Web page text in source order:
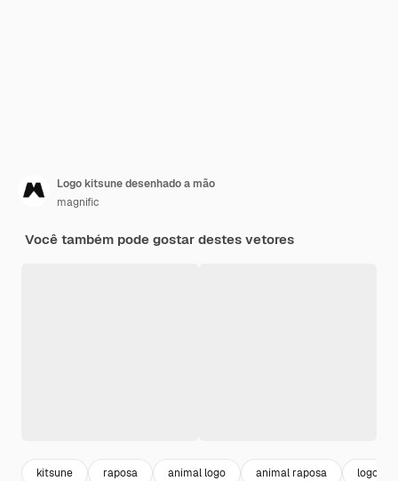
Logo kitsune desenhado a mão
magnific
Você também pode gostar destes vetores
kitsune raposa animal logo animal raposa logo